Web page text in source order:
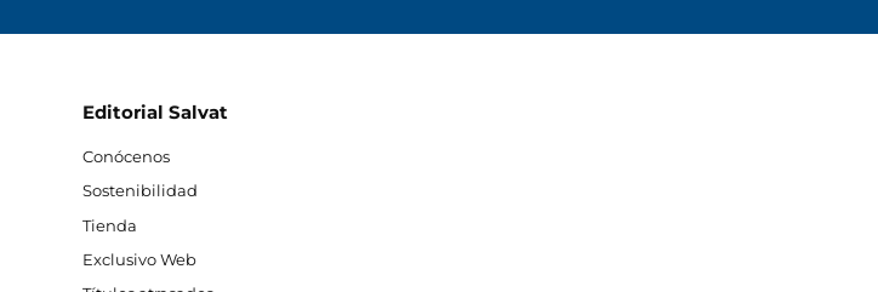
Editorial Salvat
Conócenos
Sostenibilidad
Tienda
Exclusivo Web